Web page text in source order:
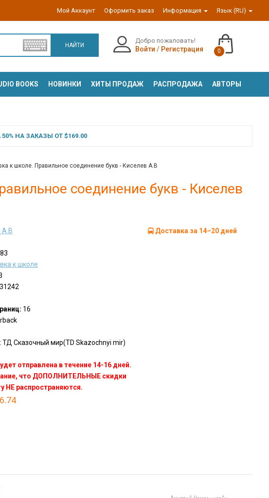
Мой Аккаунт Оформить заказ Информация Язык (RU)
НАЙТИ
Добро пожаловать!
Войти / Регистрация 0
BOOKS НОВИНКИ ХИТЫ ПРОДАЖ РАСПРОДАЖА АВТОРЫ
НА ЗАКАЗЫ ОТ $169.00
к школе. Правильное соединение букв - Киселев А.В
соединение букв - Киселев
А.В
к школе
16
ТД Сказочный мир(TD Skazochnyi mir)
отправлена в течение 14-16 дней.
что ДОПОЛНИТЕЛЬНЫЕ скидки
НЕ распространяются.
Доставка за 14–20 дней